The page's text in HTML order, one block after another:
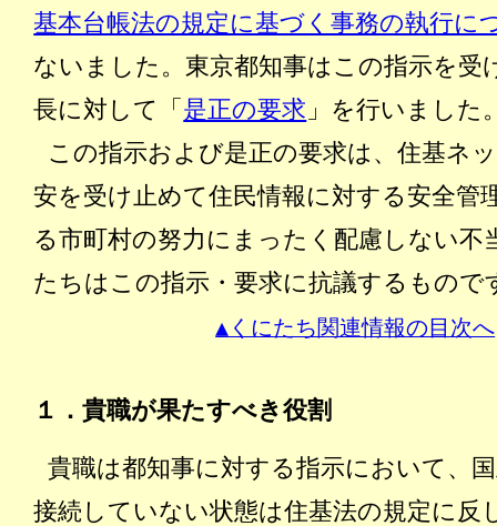
基本台帳法の規定に基づく事務の執行に
ないました。東京都知事はこの指示を受
長に対して「 是正の要求 」を行いました
この指示および是正の要求は、住基ネ
安を受け止めて住民情報に対する安全管
る市町村の努力にまったく配慮しない不
たちはこの指示・要求に抗議するもので
▲くにたち関連情報の目次へ
１．貴職が果たすべき役割
貴職は都知事に対する指示において、
接続していない状態は住基法の規定に反